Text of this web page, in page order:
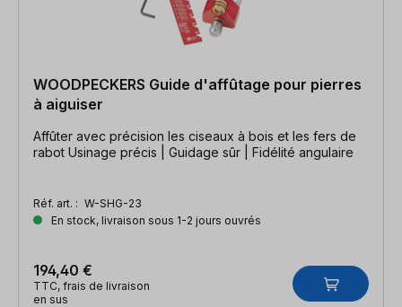
WOODPECKERS Guide d'affûtage pour pierres
à aiguiser
Affûter avec précision les ciseaux à bois et les fers de
rabot Usinage précis | Guidage sûr | Fidélité angulaire
Réf. art. : W-SHG-23
En stock, livraison sous 1-2 jours ouvrés
194,40 €
TTC, frais de livraison
en sus